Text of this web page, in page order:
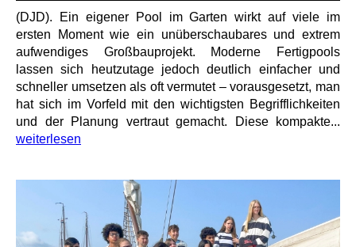
(DJD). Ein eigener Pool im Garten wirkt auf viele im
ersten Moment wie ein unüberschaubares und extrem
aufwendiges Großbauprojekt. Moderne Fertigpools
lassen sich heutzutage jedoch deutlich einfacher und
schneller umsetzen als oft vermutet – vorausgesetzt, man
hat sich im Vorfeld mit den wichtigsten Begrifflichkeiten
und der Planung vertraut gemacht. Diese kompakte...
weiterlesen